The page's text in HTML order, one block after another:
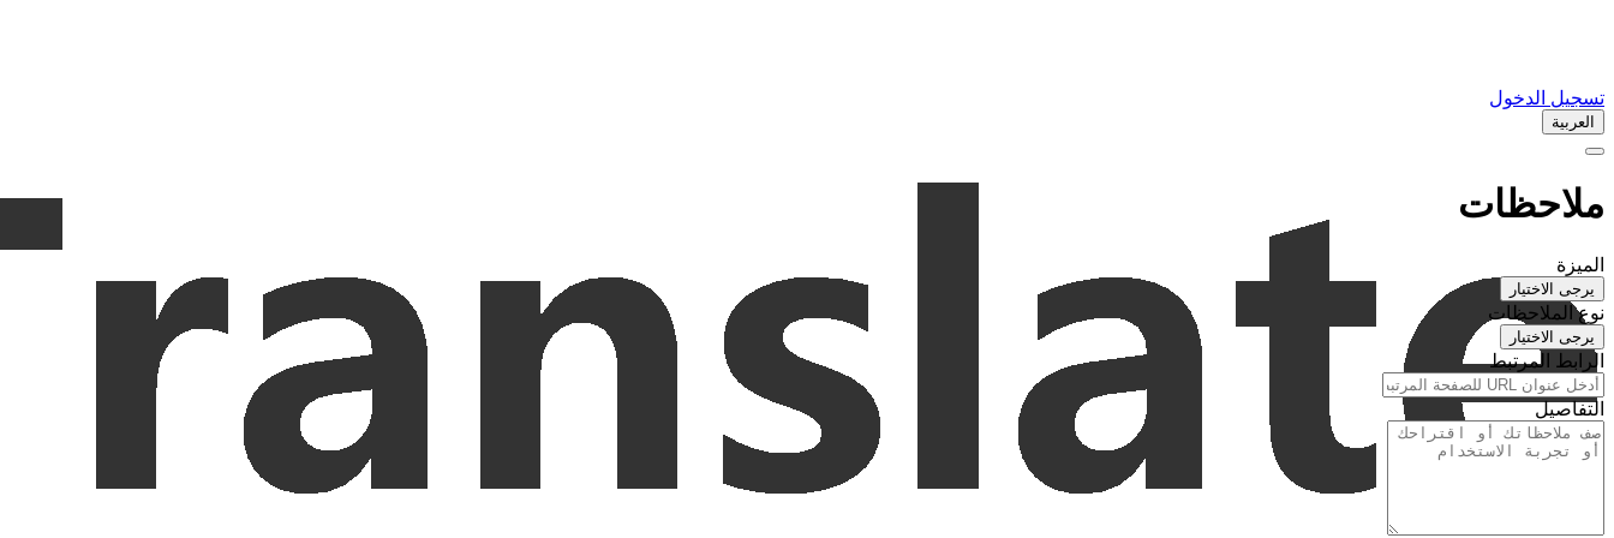
تسجيل الدخول
العربية
ملاحظات
الميزة
يرجى الاختيار
نوع الملاحظات
يرجى الاختيار
الرابط المرتبط
التفاصيل